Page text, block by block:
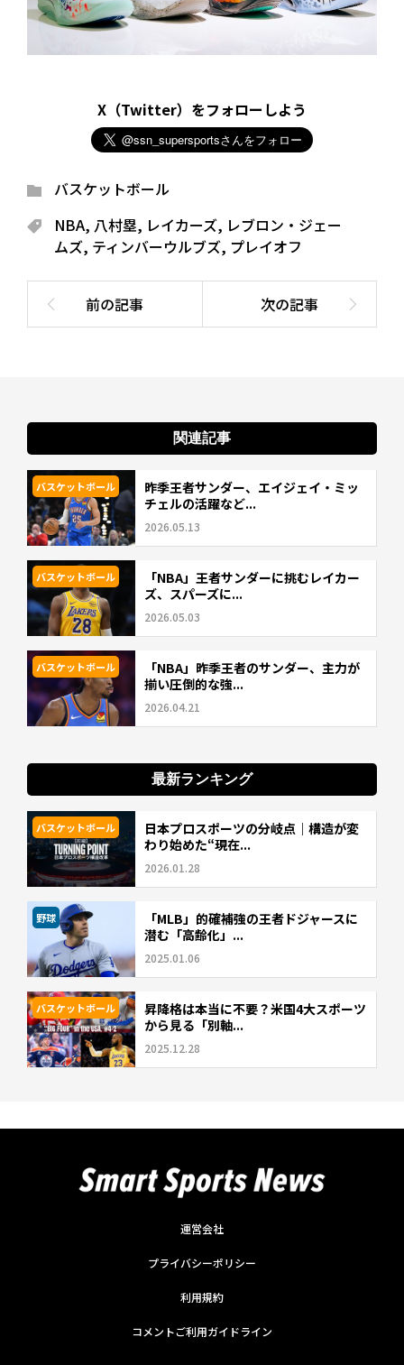
X（Twitter）をフォローしよう
バスケットボール
NBA, 八村塁, レイカーズ, レブロン・ジェー
ムズ, ティンバーウルブズ, プレイオフ
関連記事
バスケットボール
昨季王者サンダー、エイジェイ・ミッ
チェルの活躍など...
2026.05.13
バスケットボール
「NBA」王者サンダーに挑むレイカー
ズ、スパーズに...
2026.05.03
バスケットボール
「NBA」昨季王者のサンダー、主力が
揃い圧倒的な強...
2026.04.21
最新ランキング
バスケットボール
日本プロスポーツの分岐点｜構造が変
わり始めた“現在...
2026.01.28
野球
「MLB」的確補強の王者ドジャースに
潜む「高齢化」...
2025.01.06
バスケットボール
昇降格は本当に不要？米国4大スポーツ
から見る「別軸...
2025.12.28
運営会社
プライバシーポリシー
利用規約
コメントご利用ガイドライン